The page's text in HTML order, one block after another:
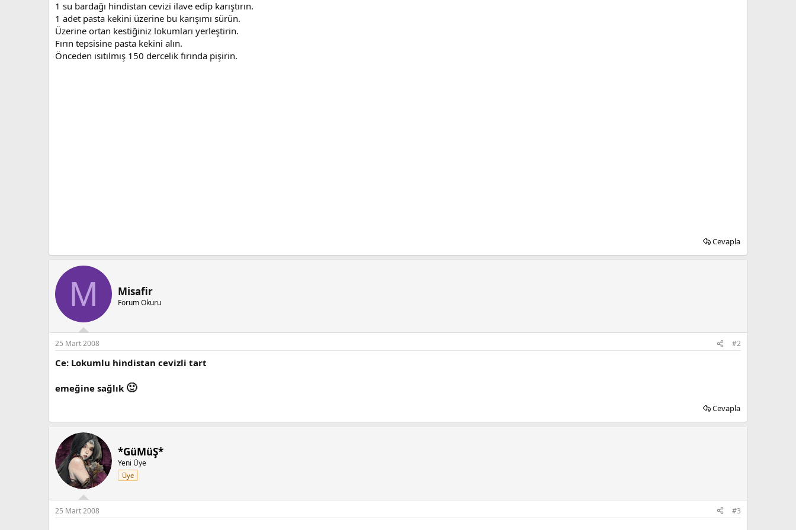
1 su bardağı hindistan cevizi ilave edip karıştırın.
1 adet pasta kekini üzerine bu karışımı sürün.
Üzerine ortan kestiğiniz lokumları yerleştirin.
Fırın tepsisine pasta kekini alın.
Önceden ısıtılmış 150 dercelik fırında pişirin.
Cevapla
M Misafir
Forum Okuru
25 Mart 2008 #2
Ce: Lokumlu hindistan cevizli tart
emeğine sağlık 🙂
Cevapla
*GüMüŞ*
Yeni Üye
Üye
25 Mart 2008 #3